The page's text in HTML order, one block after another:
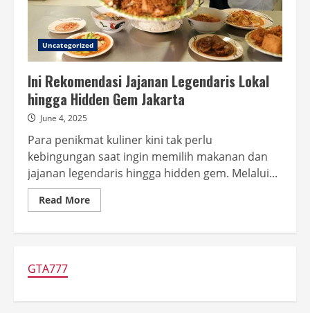
Uncategorized
Ini Rekomendasi Jajanan Legendaris Lokal
hingga Hidden Gem Jakarta
June 4, 2025
Para penikmat kuliner kini tak perlu
kebingungan saat ingin memilih makanan dan
jajanan legendaris hingga hidden gem. Melalui...
Read MoreRead
more
Jakarta
GTA777